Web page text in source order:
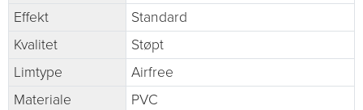
Effekt
Standard
Kvalitet
Støpt
Limtype
Airfree
Materiale
PVC